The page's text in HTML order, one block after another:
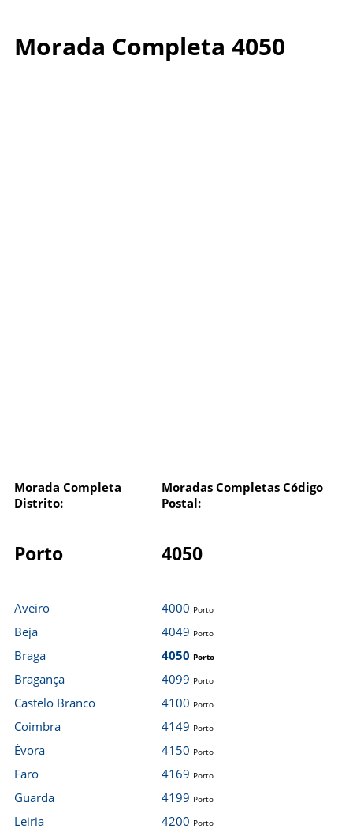
Morada Completa 4050
Morada Completa
Distrito:
Moradas Completas Código
Postal:
Porto 4050
Aveiro
Beja
Braga
Bragança
Castelo Branco
Coimbra
Évora
Faro
Guarda
Leiria
4000 Porto
4049 Porto
4050 Porto
4099 Porto
4100 Porto
4149 Porto
4150 Porto
4169 Porto
4199 Porto
4200 Porto